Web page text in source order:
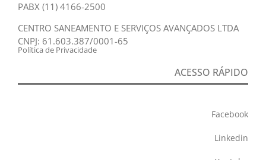
PABX (11) 4166-2500
CENTRO SANEAMENTO E SERVIÇOS AVANÇADOS LTDA
CNPJ: 61.603.387/0001-65
Política de Privacidade
ACESSO RÁPIDO
Facebook
Linkedin